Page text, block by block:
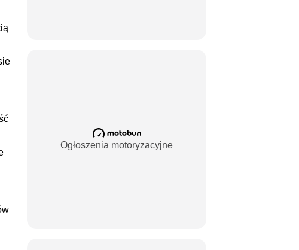
Ogłoszenia motoryzacyjne